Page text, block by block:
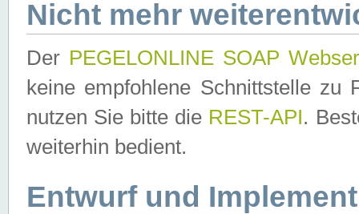
Nicht mehr
Der PEGELONLINE SOAP
keine empfohlene Schnittstelle zu
nutzen Sie bitte die REST-API.
weiterhin bedient.
Entwurf und